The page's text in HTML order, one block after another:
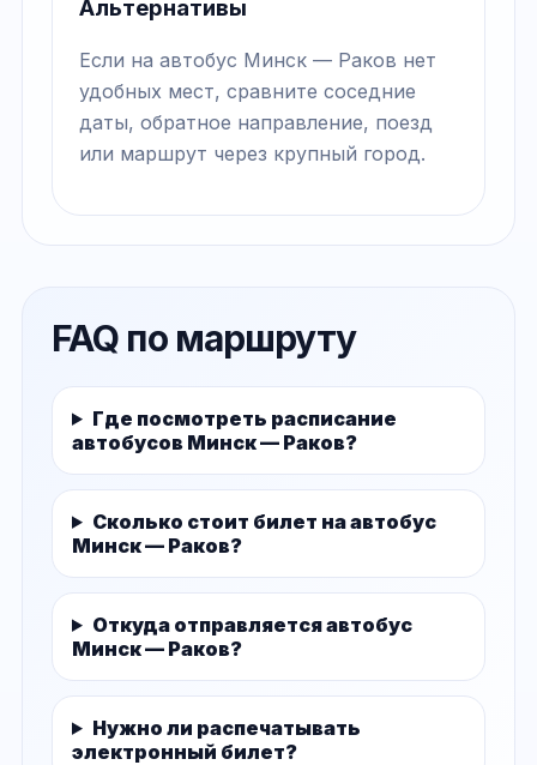
Альтернативы
Если на автобус Минск — Раков нет
удобных мест, сравните соседние
даты, обратное направление, поезд
или маршрут через крупный город.
FAQ по маршруту
Где посмотреть расписание
автобусов Минск — Раков?
Сколько стоит билет на автобус
Минск — Раков?
Откуда отправляется автобус
Минск — Раков?
Нужно ли распечатывать
электронный билет?